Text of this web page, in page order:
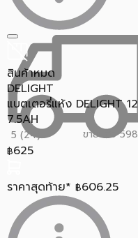
สินค้าหมด
DELIGHT
แบตเตอรี่แห้ง DELIGHT
7.5AH
5 (24) ขายแล้ว
฿625
ราคาสุดท้าย* ฿606.25